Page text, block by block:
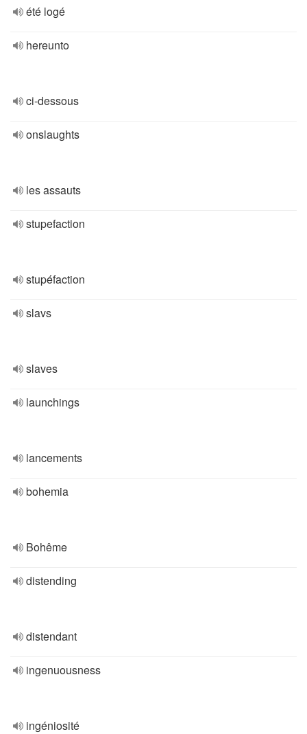
été logé
hereunto
ci-dessous
onslaughts
les assauts
stupefaction
stupéfaction
slavs
slaves
launchings
lancements
bohemia
Bohême
distending
distendant
ingenuousness
ingéniosité